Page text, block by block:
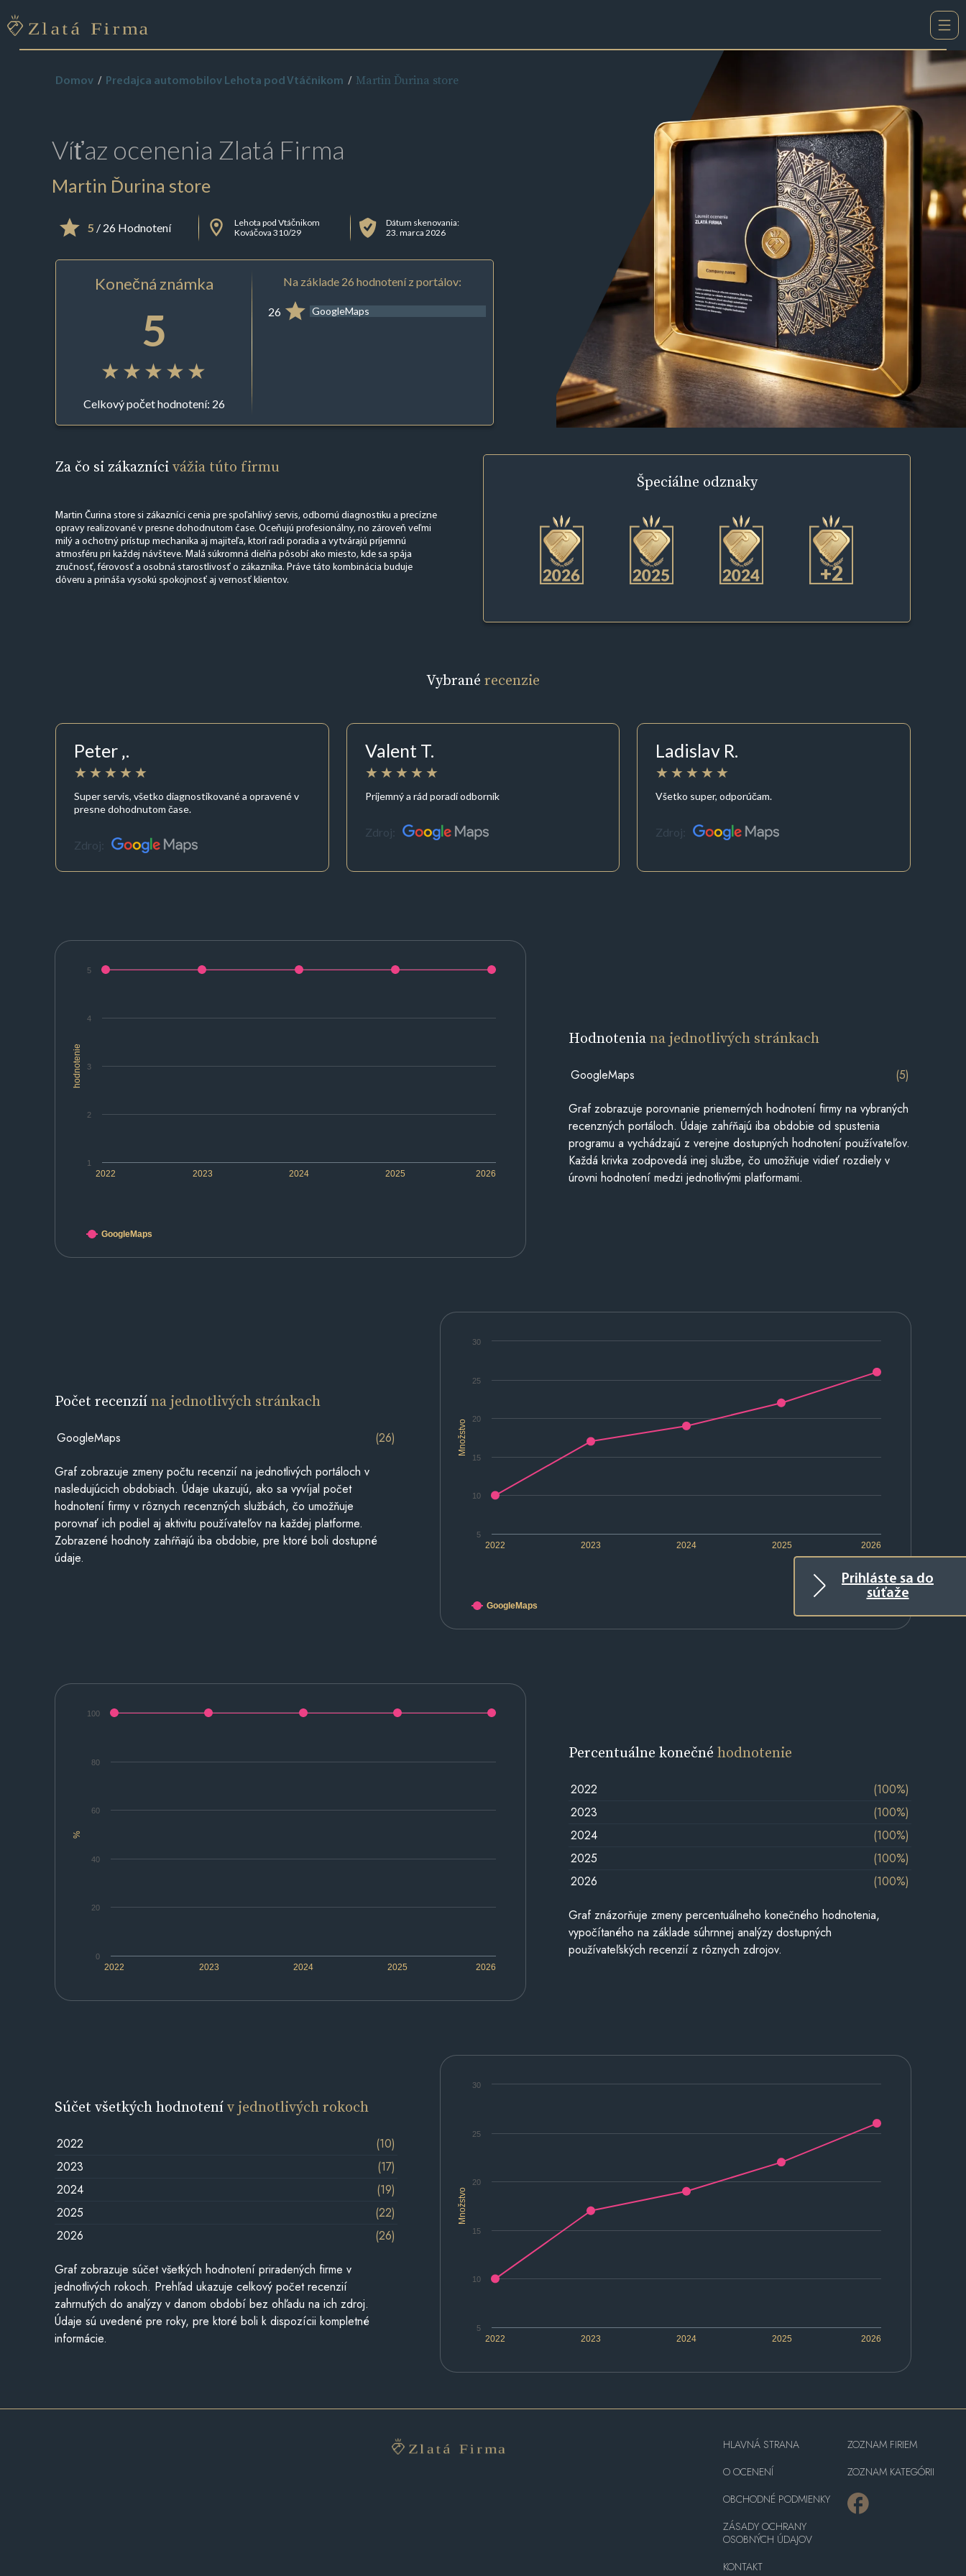
Prihláste sa do
súťaže
Domov Predajca automobilov Lehota pod Vtáčnikom Martin Ďurina store
Víťaz ocenenia Zlatá Firma
Martin Ďurina store
5 / 26 Hodnotení
Lehota pod Vtáčnikom
Kováčova 310/29
Dátum skenovania:
23. marca 2026
Konečná známka
5
Celkový počet hodnotení: 26
Na základe 26 hodnotení z portálov:
26 GoogleMaps
Za čo si zákaznícivážia túto firmu
Martin Čurina store si zákazníci cenia pre spoľahlivý servis, odbornú diagnostiku a precízne
opravy realizované v presne dohodnutom čase. Oceňujú profesionálny, no zároveň veľmi
milý a ochotný prístup mechanika aj majiteľa, ktorí radi poradia a vytvárajú príjemnú
atmosféru pri každej návšteve. Malá súkromná dielňa pôsobí ako miesto, kde sa spája
zručnosť, férovosť a osobná starostlivosť o zákazníka. Práve táto kombinácia buduje
dôveru a prináša vysokú spokojnosť aj vernosť klientov.
Špeciálne odznaky
+2
Vybrané recenzie
Peter ‚.
Super servis, všetko diagnostikované a opravené v
presne dohodnutom čase.
Zdroj:
Valent T.
Príjemný a rád poradí odborník
Zdroj:
Ladislav R.
Všetko super, odporúčam.
Zdroj:
hodnotenie
2022 2023 2024 2025 2026
1
2
3
4
5
GoogleMaps
Hodnoteniana jednotlivých stránkach
GoogleMaps (5)
Graf zobrazuje porovnanie priemerných hodnotení firmy na vybraných
recenzných portáloch. Údaje zahŕňajú iba obdobie od spustenia
programu a vychádzajú z verejne dostupných hodnotení používateľov.
Každá krivka zodpovedá inej službe, čo umožňuje vidieť rozdiely v
úrovni hodnotení medzi jednotlivými platformami.
Množstvo
2022 2023 2024 2025 2026
5
10
15
20
25
30
GoogleMaps
Počet recenziína jednotlivých stránkach
GoogleMaps (26)
Graf zobrazuje zmeny počtu recenzií na jednotlivých portáloch v
nasledujúcich obdobiach. Údaje ukazujú, ako sa vyvíjal počet
hodnotení firmy v rôznych recenzných službách, čo umožňuje
porovnať ich podiel aj aktivitu používateľov na každej platforme.
Zobrazené hodnoty zahŕňajú iba obdobie, pre ktoré boli dostupné
údaje.
%
2022 2023 2024 2025 2026
0
20
40
60
80
100
Percentuálne konečnéhodnotenie
2022
(100%)
2023
(100%)
2024
(100%)
2025
(100%)
2026
(100%)
Graf znázorňuje zmeny percentuálneho konečného hodnotenia,
vypočítaného na základe súhrnnej analýzy dostupných
používateľských recenzií z rôznych zdrojov.
Množstvo
2022 2023 2024 2025 2026
5
10
15
20
25
30
Súčet všetkých hodnotenív jednotlivých rokoch
2022
(10)
2023
(17)
2024
(19)
2025
(22)
2026
(26)
Graf zobrazuje súčet všetkých hodnotení priradených firme v
jednotlivých rokoch. Prehľad ukazuje celkový počet recenzií
zahrnutých do analýzy v danom období bez ohľadu na ich zdroj.
Údaje sú uvedené pre roky, pre ktoré boli k dispozícii kompletné
informácie.
HLAVNÁ STRANA
O OCENENÍ
OBCHODNÉ PODMIENKY
ZÁSADY OCHRANY
OSOBNÝCH ÚDAJOV
KONTAKT
ZOZNAM FIRIEM
ZOZNAM KATEGÓRII